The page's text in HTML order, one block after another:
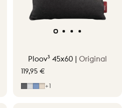
Ploov³ 45x60 | Original
119,95 €
Light Grey
Mid Blue
Soft Beige
+1